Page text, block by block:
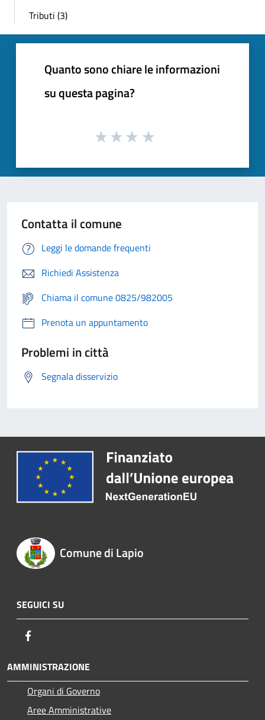
Tributi (3)
Quanto sono chiare le informazioni
su questa pagina?
Contatta il comune
Leggi le domande frequenti
Richiedi Assistenza
Chiama il comune 0825/982005
Prenota un appuntamento
Problemi in città
Segnala disservizio
Comune di Lapio
SEGUICI SU
AMMINISTRAZIONE
Organi di Governo
Aree Amministrative